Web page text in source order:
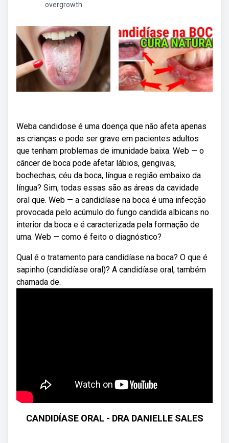
overgrowth
Weba candidose é uma doença que não afeta apenas
as crianças e pode ser grave em pacientes adultos
que tenham problemas de imunidade baixa. Web — o
câncer de boca pode afetar lábios, gengivas,
bochechas, céu da boca, língua e região embaixo da
língua? Sim, todas essas são as áreas da cavidade
oral que. Web — a candidíase na boca é uma infecção
provocada pelo acúmulo do fungo candida albicans no
interior da boca e é caracterizada pela formação de
uma. Web — como é feito o diagnóstico?
Qual é o tratamento para candidíase na boca? O que é
sapinho (candidíase oral)? A candidíase oral, também
chamada de.
CANDIDÍASE ORAL - DRA DANIELLE SALES